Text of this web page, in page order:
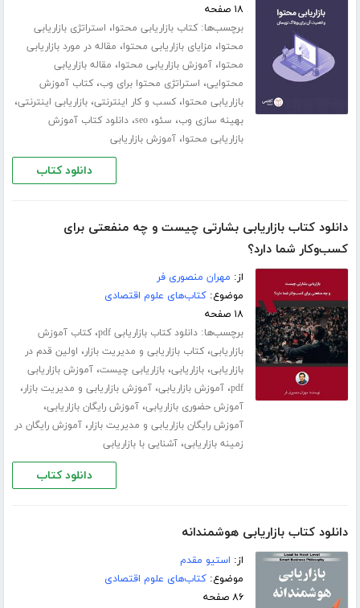
۱۸ صفحه
برچسب‌ها:کتاب بازاریابی محتوا، استراتژی بازاریابی
محتوا، مزایای بازاریابی محتوا، مقاله در مورد بازاریابی
محتوا،آموزش بازاریابی محتوا، مقاله بازاریابی
محتوایی، استراتژی محتوا برای وب،کتاب آموزش
بازاریابی محتوا،کسب و کار اینترنتی،بازاریابی اینترنتی،
بهینه سازی وب، سئو،seo،دانلود کتاب آموزش
بازاریابی محتوا،آموزش بازاریابی
دانلود کتاب
دانلود کتاب بازاریابی بشارتی چیست و چه منفعتی برای
کسب‌و‌کار شما دارد؟
از: مهران منصوری فر
موضوع:کتاب‌های علوم اقتصادی
۱۸ صفحه
برچسب‌ها:دانلود کتاب بازاریابی pdf ،کتاب آموزش
بازاریابی،کتاب بازاریابی و مدیریت بازار، اولین قدم در
بازاریابی،بازاریابی،بازاریابی چیست،آموزش بازاریابی
pdf،آموزش بازاریابی،آموزش بازاریابی و مدیریت بازار،
آموزش حضوری بازاریابی،آموزش رایگان بازاریابی،
آموزش رایگان بازاریابی و مدیریت بازار،آموزش رایگان در
زمینه بازاریابی،آشنایی با بازاریابی
دانلود کتاب
دانلود کتاب بازاریابی هوشمندانه
از: استیو مقدم
موضوع:کتاب‌های علوم اقتصادی
۸۶ صفحه